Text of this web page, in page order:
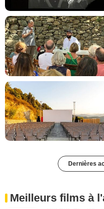
Dernières
Meilleurs films à